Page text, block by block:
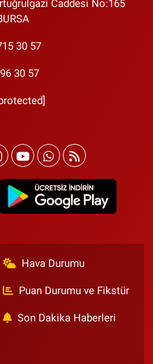
Caddesi No:165
30 57
30 57
Hava Durumu
Puan Durumu ve Fikstür
Son Dakika Haberleri